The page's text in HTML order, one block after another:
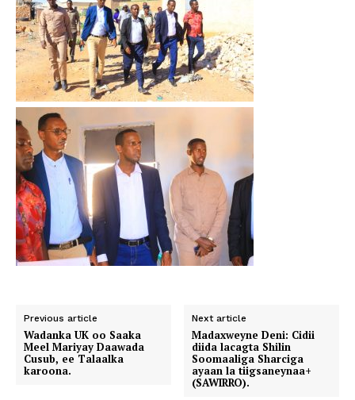
Previous article
Wadanka UK oo Saaka
Meel Mariyay Daawada
Cusub, ee Talaalka
karoona.
Next article
Madaxweyne Deni: Cidii
diida lacagta Shilin
Soomaaliga Sharciga
ayaan la tiigsaneynaa+
(SAWIRRO).